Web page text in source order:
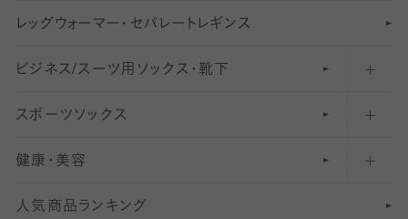
アンクル・ショートソックス（くるぶし上）
クルーソックス（ふくらはぎ下）
ハイソックス
オーバーニー・ニーハイソックス
41〜60デニールタイツ
61〜80デニールタイツ
81 〜110デニールタイツ
111〜210デニールタイツ
211デニールタイツ以上（防寒・厚手タイツ）
無地レギンス
レギンスパンツ（レギパン）
マタニティレギンス
5 分丈
6 分丈レギンス
伝線しにくいストッキング
ショートストッキング
結婚式用ストッキング
美脚ストッキング
オールスルーストッキング
レッ グ ウォー マー ・ セパレー ト レ ギンス
ビジネス/スーツ用 ソックス・靴下
匠シリーズ
フレッシャーズ向けソックス・靴下
冠婚葬祭向けソックス・靴下
スポーツソックス
ランニングソックス・靴下
ゴルフソックス・靴下
健康・美容
インナーソックス
人気商品ランキング